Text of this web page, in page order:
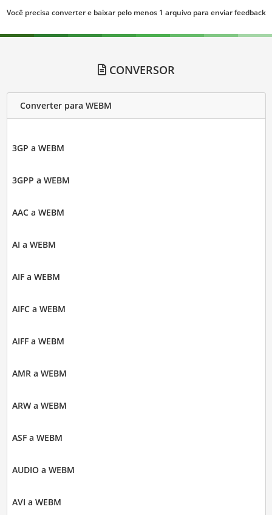
Você precisa converter e baixar pelo menos 1 arquivo para enviar feedback
CONVERSOR
Converter para WEBM
3GP a WEBM
3GPP a WEBM
AAC a WEBM
AI a WEBM
AIF a WEBM
AIFC a WEBM
AIFF a WEBM
AMR a WEBM
ARW a WEBM
ASF a WEBM
AUDIO a WEBM
AVI a WEBM